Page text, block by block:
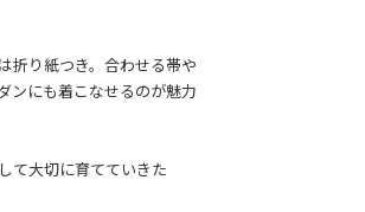
折り紙つき。合わせる帯や
ンにも着こなせるのが魅力
て大切に育てていきた